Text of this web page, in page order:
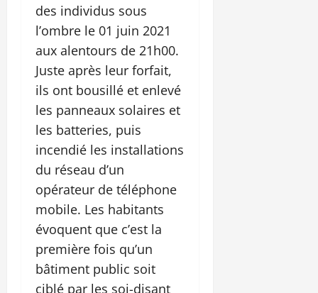
des individus sous
l’ombre le 01 juin 2021
aux alentours de 21h00.
Juste après leur forfait,
ils ont bousillé et enlevé
les panneaux solaires et
les batteries, puis
incendié les installations
du réseau d’un
opérateur de téléphone
mobile. Les habitants
évoquent que c’est la
première fois qu’un
bâtiment public soit
ciblé par les soi-disant